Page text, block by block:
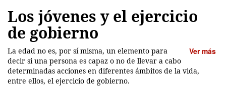
Los jóvenes y el ejercicio
de gobierno
Ver más
La edad no es, por sí misma, un elemento para
decir si una persona es capaz o no de llevar a cabo
determinadas acciones en diferentes ámbitos de la vida,
entre ellos, el ejercicio de gobierno.